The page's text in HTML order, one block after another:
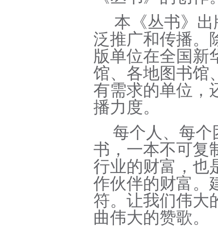
本《丛书》
泛推广和传播。
版单位在全国新
馆、各地图书馆
有需求的单位，
播力度。
每个人、每个
书，一本不可复
行业的财富，也
作伙伴的财富。
符。让我们伟大
曲伟大的赞歌。